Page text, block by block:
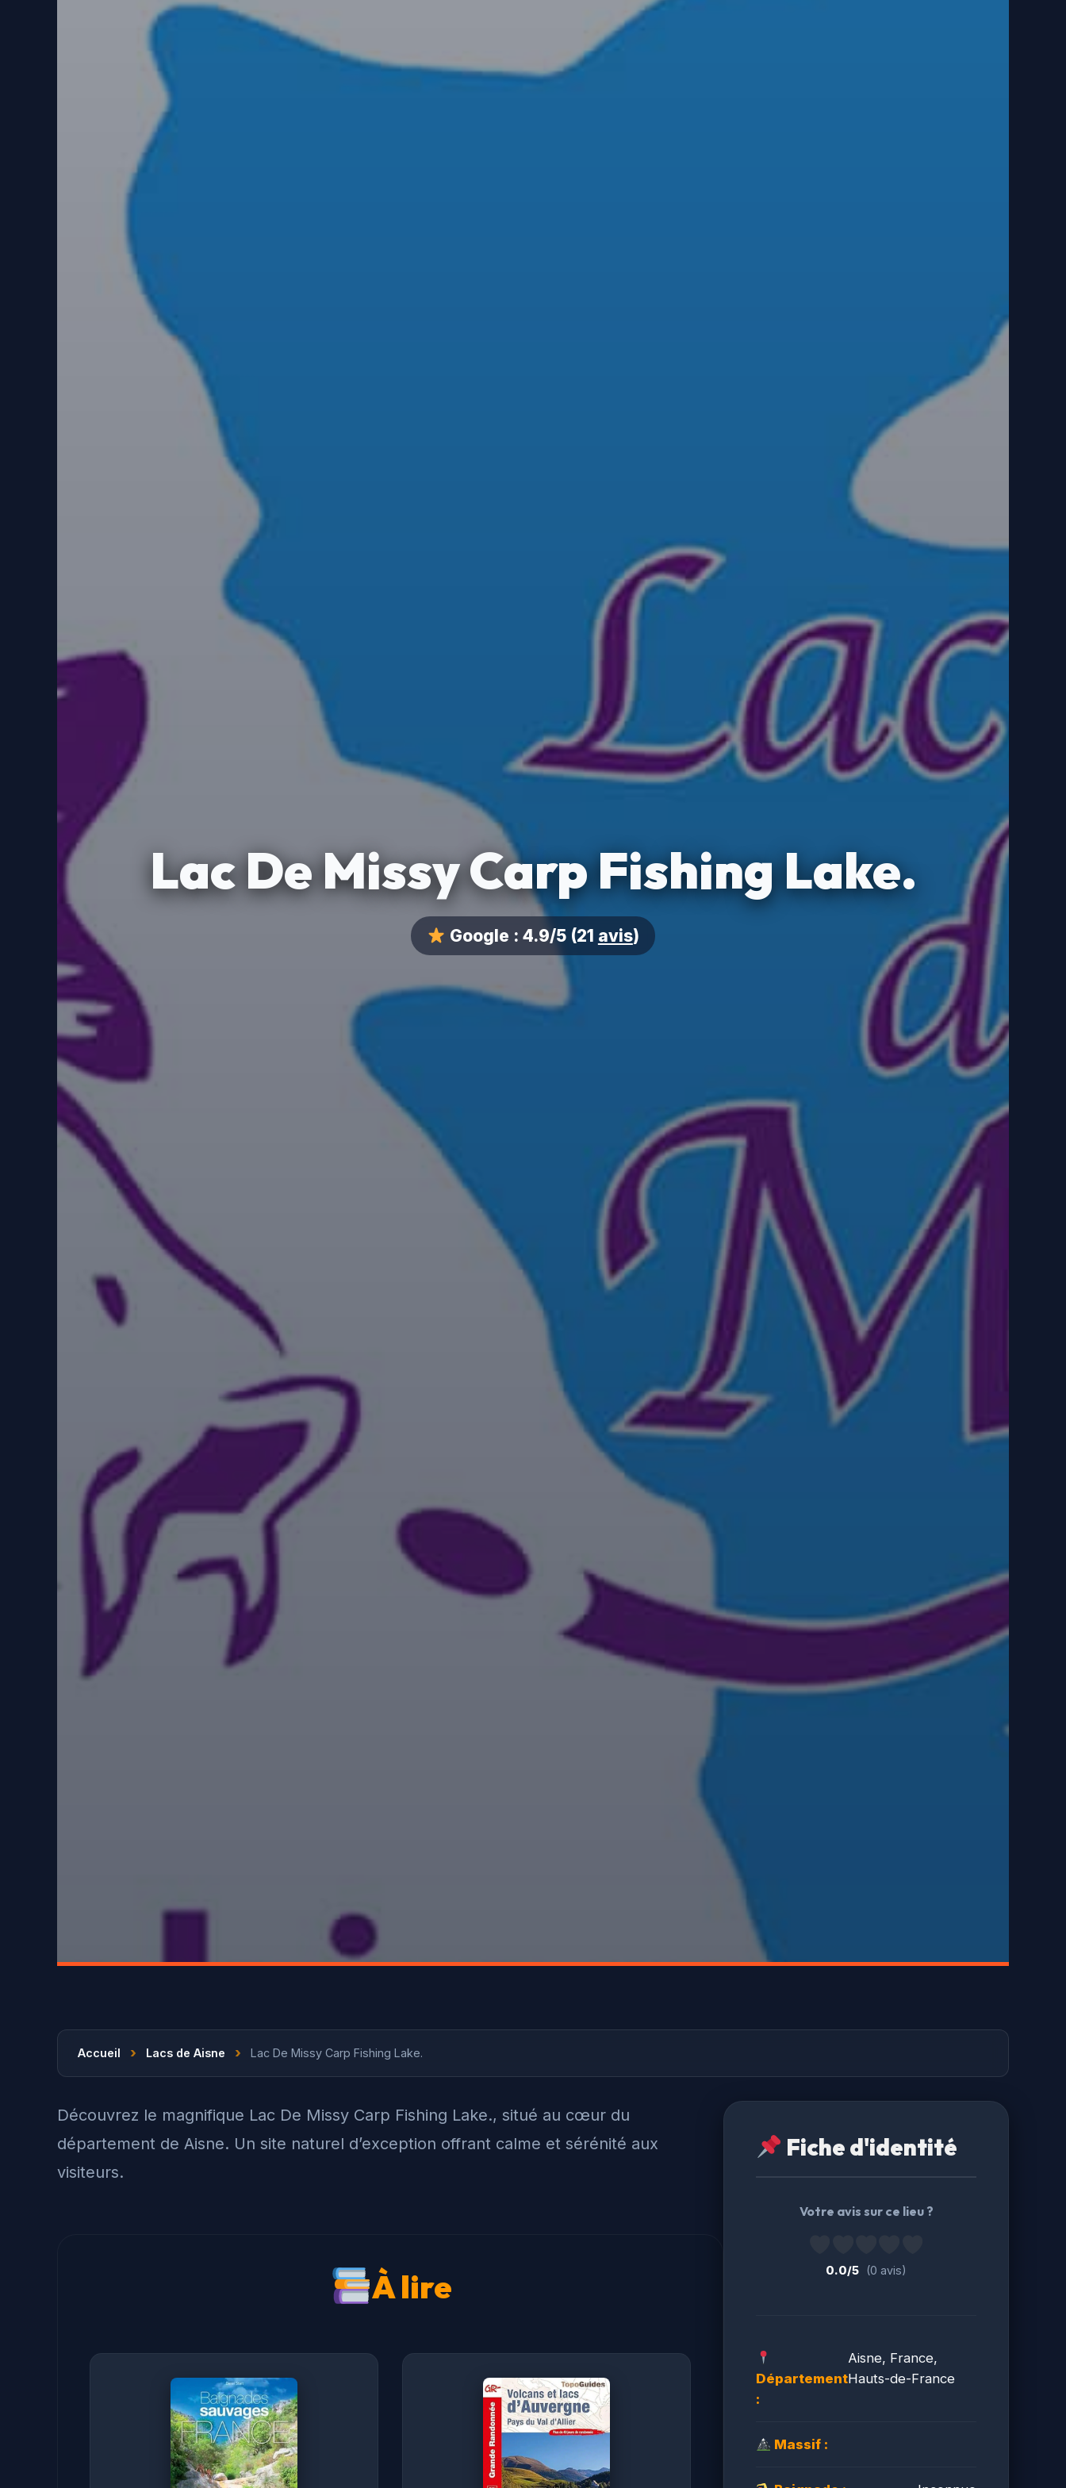
Lac De Missy Carp Fishing Lake.
Google : 4.9/5(21 avis)
Accueil › Lacs de Aisne › Lac De Missy Carp Fishing Lake.
Découvrez le magnifique Lac De Missy Carp Fishing Lake., situé au cœur du
département de Aisne. Un site naturel d’exception offrant calme et sérénité aux
visiteurs.
À lire
Fiche d'identité
Votre avis sur ce lieu ?
0.0/5 (0 avis)
Département
:
Aisne, France,
Hauts-de-France
Massif :